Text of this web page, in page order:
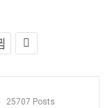
25707 Posts